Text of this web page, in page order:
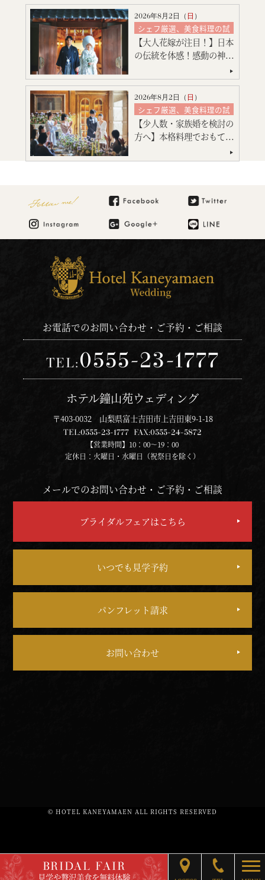
特別限定プレゼント付
会場コーディネート
見積り相談会
ご宿泊のご予約・ご相談
2026年8月2日（ 日 ）
シェフ厳選、美食料理の試
食
絶品スイーツ試食
特別限定プレゼント付
会場コーディネート
見積り相談会
引出物・婚礼アイテム紹介
ご宿泊のご予約・ご相談
【大人花嫁が注目！】日本
の伝統を体感！感動の神...
2026年8月2日（日 ）
シェフ厳選、美食料理の試
食
絶品スイーツ試食
会場コーディネート
引出物・婚礼アイテム紹介
ご宿泊のご予約・ご相談
【少人数・家族婚を検討の
方へ】本格料理でおもて...
Follow me!
お電話でのお問い合わせ・ご予約・ご相談
TEL:0555-23-1777
ホテル鐘山苑ウェディング
〒403-0032 山梨県富士吉田市上吉田東9-1-18
TEL:0555-23-1777 FAX:0555-24-5872
【営業時間】10：00～19：00
定休日：火曜日・水曜日（祝祭日を除く）
メールでのお問い合わせ・ご予約・ご相談
ブライダルフェアはこちら
いつでも見学予約
パンフレット請求
お問い合わせ
© HOTEL KANEYAMAEN ALL RIGHTS RESERVED
BRIDAL FAIR
見学や贅沢美食を無料体験